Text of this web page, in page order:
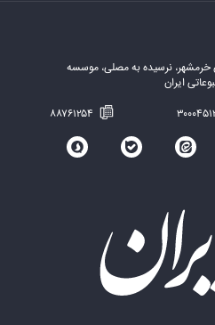
خرمشهر، نرسیده به مصلی، موسسه
ایران